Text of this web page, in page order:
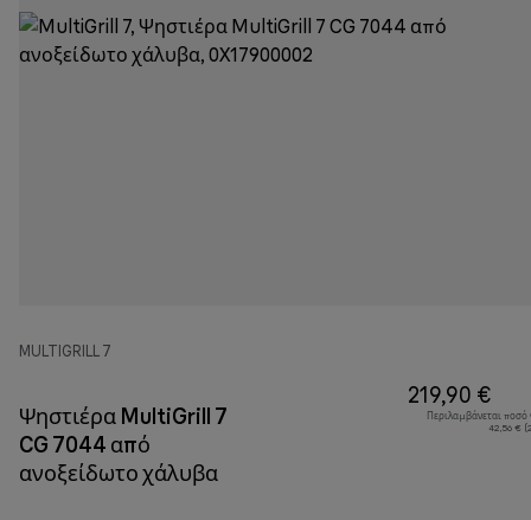
MULTIGRILL 7
Ψηστιέρα MultiGrill 7
CG 7044 από
ανοξείδωτο χάλυβα
219,90 €
Περιλαμβάνεται
42,56 €